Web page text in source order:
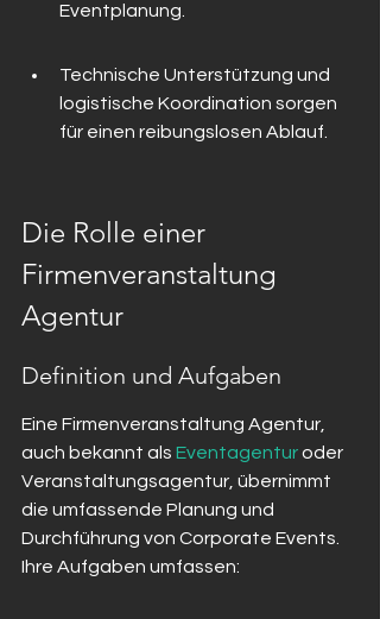
Eventplanung.
Technische Unterstützung und
logistische Koordination sorgen
für einen reibungslosen Ablauf.
Die Rolle einer
Firmenveranstaltung
Agentur
Definition und Aufgaben
Eine Firmenveranstaltung Agentur,
auch bekannt als Eventagentur oder
Veranstaltungsagentur, übernimmt
die umfassende Planung und
Durchführung von Corporate Events.
Ihre Aufgaben umfassen: